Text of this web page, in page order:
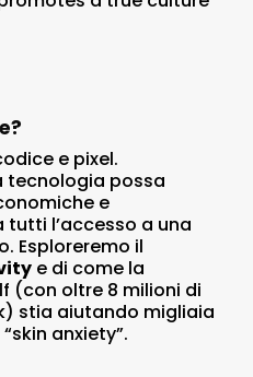
e pixel.
tecnologia possa
e
l’accesso a una
Esploreremo il
e di come la
(con oltre 8 milioni di
stia aiutando migliaia
anxiety”.